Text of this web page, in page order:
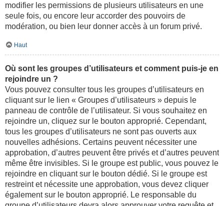
modifier les permissions de plusieurs utilisateurs en une
seule fois, ou encore leur accorder des pouvoirs de
modération, ou bien leur donner accès à un forum privé.
Haut
Où sont les groupes d’utilisateurs et comment puis-je en
rejoindre un ?
Vous pouvez consulter tous les groupes d’utilisateurs en
cliquant sur le lien « Groupes d’utilisateurs » depuis le
panneau de contrôle de l’utilisateur. Si vous souhaitez en
rejoindre un, cliquez sur le bouton approprié. Cependant,
tous les groupes d’utilisateurs ne sont pas ouverts aux
nouvelles adhésions. Certains peuvent nécessiter une
approbation, d’autres peuvent être privés et d’autres peuvent
même être invisibles. Si le groupe est public, vous pouvez le
rejoindre en cliquant sur le bouton dédié. Si le groupe est
restreint et nécessite une approbation, vous devez cliquer
également sur le bouton approprié. Le responsable du